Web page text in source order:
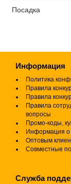
Посадка
Информация
Политика
Правила
Правила
Правила
вопросы
Промо-коды,
Информация о
Оптовым
Совместные
Служба